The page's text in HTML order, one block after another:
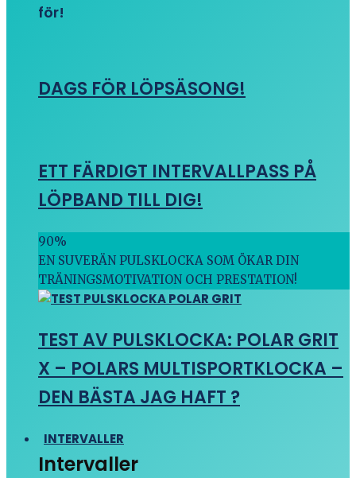
för!
DAGS FÖR LÖPSÄSONG!
ETT FÄRDIGT INTERVALLPASS PÅ
LÖPBAND TILL DIG!
90%
EN SUVERÄN PULSKLOCKA SOM ÖKAR DIN
TRÄNINGSMOTIVATION OCH PRESTATION!
TEST AV PULSKLOCKA: POLAR GRIT
X – POLARS MULTISPORTKLOCKA –
DEN BÄSTA JAG HAFT ?
INTERVALLER
Intervaller